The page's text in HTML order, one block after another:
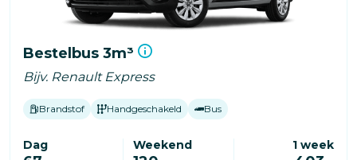
Bestelbus 3m³
Bijv. Renault Express
Brandstof Handgeschakeld Bus
Dag Weekend 1 week